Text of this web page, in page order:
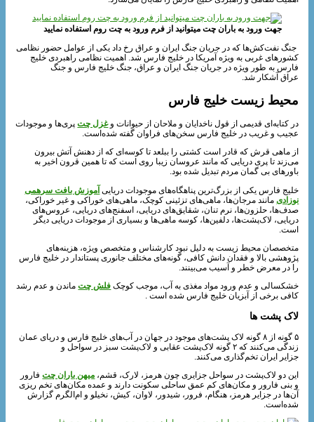
جهت ورود به باران چت میتوانید از فرم ورود به چت روم استفاده نمایید
جنگ نفت‌کش‌ها که در جریان جنگ ایران و عراق رخ داد یکی از عوامل حضور نظامی
کشورهای غربی به ویژه آمریکا در خلیج فارس شد. اهمیت نظامی راهبردی خلیج
فارس به‌ طور ویژه در جریان جنگ ایران و عراق، جنگ خلیج فارس و جنگ
عراق آشکار شد.
محیط زیست خلیج فارس
در کتابه‌ای قدیمی از قول ناخدایان و ملاحان از حیوانات و غزل چتپری‌ها و موجودات
عجیب و غریب در خلیج فارس سخن‌های فراوان گفته شده‌است.
از ماهی قرش که قادر است کشتی را ببلعد تا کوسه‌ای که از دهنش آتش بیرون
می‌زند تا پری دریایی که مانند عروسان زیبا روی است که تا همین قرون اخیر به
باورهای بی‌ گمان مردم تبدیل شده بود.
خلیج فارس یکی از بزرگ‌ترین پناهگاه‌های موجودات دریاییآموزش بافت سرهمی
نوزادیمانند مرجان‌ها، ماهی‌های تزئینی کوچک، ماهی‌های خوراکی و غیر خوراکی،
صدف‌ها، حلزون‌ها، نرم تنان، شقایق‌های دریایی، اسفنج‌های دریایی، عروس‌های
دریایی، لاک‌پشت‌ها، دلفین‌ها، کوسه ماهی‌ها و بسیاری از موجودات دریایی دیگر
است.
متخصصان محیط زیست به دلیل نبود کارشناس و متخصص ویژه، هزینه‌های
پژوهشی بالا و فقدان دانش کافی، گونه‌های مختلف جانوری پستاندار در خلیج فارس
را در معرض خطر و آسیب می‌بینند.
خشکسالی و عدم ورود مواد مغذی به آب، موجب کوچکفلش چتماندن و عدم رشد
کافی برخی از آبزیان خلیج فارس شده‌ است .
لاک‌ پشت‌ ها
۵ گونه از ۸ گونه لاک‌ پشت‌های موجود در جهان در آب‌های خلیج فارس و دریای عمان
زندگی می‌کنند که ۲ گونه لاک‌پشت عقابی و لاک‌پشت سبز در سواحل و
جزایر ایران تخم‌گذاری می‌کنند.
این دو لاک‌پشت در سواحل جزایری چون هرمز، لارک، قشم، میهن باران چتفارور
و بنی فارور و مکان‌های کم عمق ساحلی سکونت دارند و عمده مکان‌های تخم ریزی
آن‌ها در جزایر هرمز، هنگام، فرور، شیدور، لاوان، کیش، نخیلو و ام‌الگرم گزارش
شده‌است.